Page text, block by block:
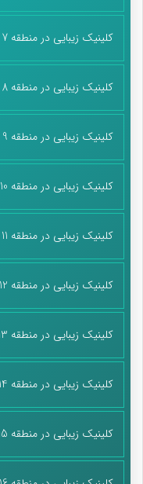
فرزندانشان عقب بمانند.
را در فضای مجازی رها
واقعیت بسیار نزدیک
از آنجایی که در این
مسئولان برای خانواده‌ها
این دریا بزنیم و مدام از
خوابتان نبرد که از قافله
کلینیک زیبایی در منطقه 7
کلینیک زیبایی در منطقه 8
کلینیک زیبایی در منطقه 9
کلینیک زیبایی در منطقه 10
کلینیک زیبایی در منطقه 11
کلینیک زیبایی در منطقه 12
کلینیک زیبایی در منطقه 13
کلینیک زیبایی در منطقه 14
کلینیک زیبایی در منطقه 15